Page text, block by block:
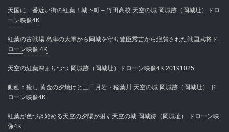
天国に一番近い街の紅葉！城下町 – 竹田高校 天空の城 岡城跡（岡城址）ドロ
ーン映像4K
紅葉の古戦場 島津の大軍から岡城を守り豊臣秀吉から絶賛された戦国武将ド
ローン映像 4K
天空の紅葉深まりつつ 岡城跡（岡城址）ドローン映像4K 20191025
動画：癒し 黄金の夕焼けと三日月岩・稲葉川 天空の城 岡城跡（岡城址） ド
ローン映像4K
紅葉が色づき始める天空の夕陽が射す天空の城 岡城跡（岡城址） ドローン映
像4K